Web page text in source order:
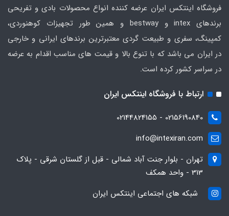
فروشگاه اینتکس ایران عرضه کننده انواع محصولات بادی و تفریحی
برندهای intex و bestway و همین طور تجهیزات کوهنوردی،
کمپینگ، سفری و طبیعت گردی معتبرترین برندهای ایرانی و خارجی
در ایران می باشد که با تنوع بالا و قیمت های مناسب اقدام به عرضه
در سراسر کشور کرده است.
ارتباط با فروشگاه اینتکس ایران
02156190840 - 02144824155
info@intexiran.com
تهران - بلوار جنت آباد شمالی - قبل از گلستان شرقی - پلاک
313 - واحد همکف
شبکه های اجتماعی اینتکس ایران